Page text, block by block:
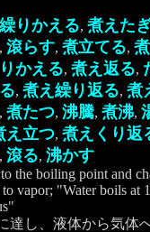
りかえる,煮えた
,滾らす,煮立てる,
かえる,煮え返る,
,煮え繰り返る,煮
,煮たつ,沸騰,煮沸,
え立つ,煮えくり返
,滾る,沸かす
the boiling point and
vapor; "Water boils at
達し、液体から気体